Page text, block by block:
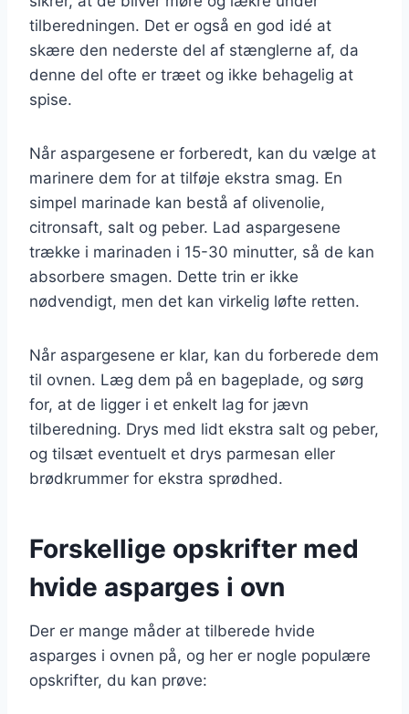
tilberedningen. Det er også en god idé at
skære den nederste del af stænglerne af, da
denne del ofte er træet og ikke behagelig at
spise.
Når aspargesene er forberedt, kan du vælge at
marinere dem for at tilføje ekstra smag. En
simpel marinade kan bestå af olivenolie,
citronsaft, salt og peber. Lad aspargesene
trække i marinaden i 15-30 minutter, så de kan
absorbere smagen. Dette trin er ikke
nødvendigt, men det kan virkelig løfte retten.
Når aspargesene er klar, kan du forberede dem
til ovnen. Læg dem på en bageplade, og sørg
for, at de ligger i et enkelt lag for jævn
tilberedning. Drys med lidt ekstra salt og peber,
og tilsæt eventuelt et drys parmesan eller
brødkrummer for ekstra sprødhed.
Forskellige opskrifter med
hvide asparges i ovn
Der er mange måder at tilberede hvide
asparges i ovnen på, og her er nogle populære
opskrifter, du kan prøve: